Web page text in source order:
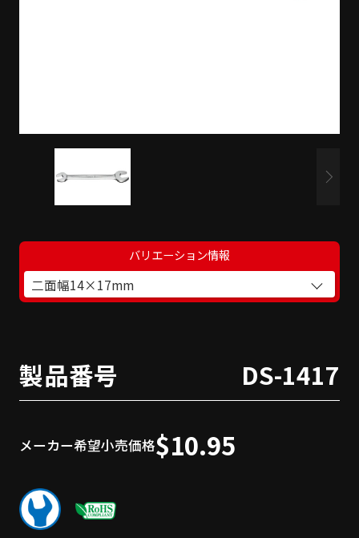
バリエーション情報
二面幅14×17mm
製品番号 DS-1417
メーカー希望小売価格$10.95